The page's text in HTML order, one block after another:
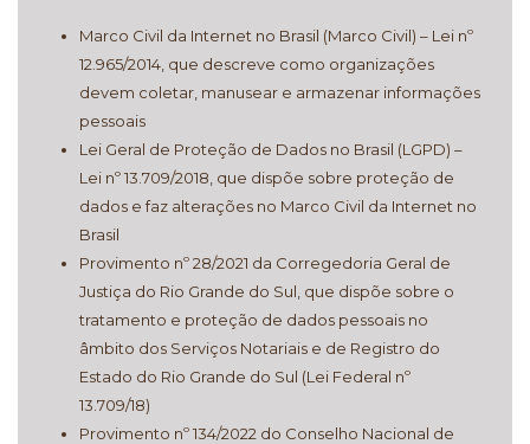
Marco Civil da Internet no Brasil (Marco Civil) – Lei nº
12.965/2014, que descreve como organizações
devem coletar, manusear e armazenar informações
pessoais
Lei Geral de Proteção de Dados no Brasil (LGPD) –
Lei nº 13.709/2018, que dispõe sobre proteção de
dados e faz alterações no Marco Civil da Internet no
Brasil
Provimento nº 28/2021 da Corregedoria Geral de
Justiça do Rio Grande do Sul, que dispõe sobre o
tratamento e proteção de dados pessoais no
âmbito dos Serviços Notariais e de Registro do
Estado do Rio Grande do Sul (Lei Federal nº
13.709/18)
Provimento nº 134/2022 do Conselho Nacional de